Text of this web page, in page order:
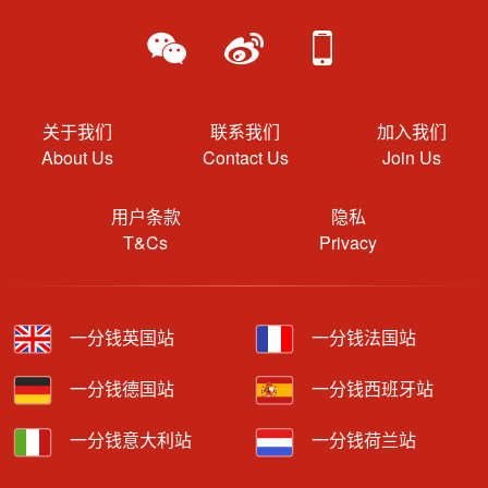
关于我们
About Us
联系我们
Contact Us
加入我们
Join Us
用户条款
T&Cs
隐私
Privacy
一分钱英国站 一分钱法国站
一分钱德国站 一分钱西班牙站
一分钱意大利站 一分钱荷兰站